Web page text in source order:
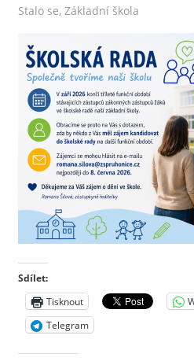
Stalo se, Základní škola
Sdílet:
Tisknout
Telegram